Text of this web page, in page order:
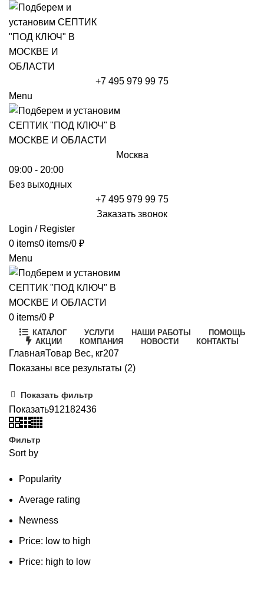
+7 495 979 99 75
Menu
Москва
09:00 - 20:00
Без выходных
+7 495 979 99 75
Заказать звонок
Login / Register
0 items0 items/0 ₽
Menu
0 items/0 ₽
КАТАЛОГ УСЛУГИ НАШИ РАБОТЫ
ПОМОЩЬ
АКЦИИ
КОМПАНИЯ НОВОСТИ КОНТАКТЫ
ГлавнаяТовар Вес, кг207
Показаны все результаты (2)Цены:
Показать фильтр
Показать912182436
Фильтр
Sort by
Popularity
Average rating
Newness
Price: low to high
Price: high to low